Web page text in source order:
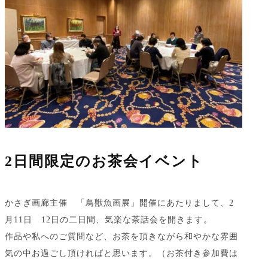
2日間限定のお茶会イベント
かさぎ画廊主催 「鳥獣魚画展」開催にあたりまして、2
月11日 12日の二日間、気楽な茶話会を開きます。
作品や私へのご質問など、お茶を頂きながら和やかな雰囲
気の中お過ごし頂ければと思います。（お茶付き参加費は